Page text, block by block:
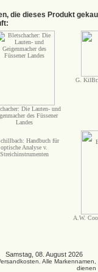
die dieses Produkt
Die Lauten- und
des Füssener
Landes
G.
Handbuch für
optische Analyse v.
Streichinstrumenten
A.W.
Samstag, 08. August 2026
Alle
dienen